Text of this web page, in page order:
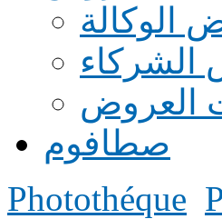
الوكالة
الشركاء
العروض
صطافوم
Photothéque